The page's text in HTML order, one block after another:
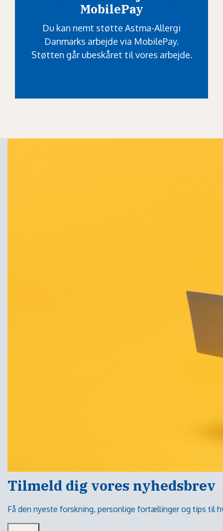
MobilePay
Du kan nemt støtte Astma-Allergi
Danmarks arbejde via MobilePay.
Støtten går ubeskåret til vores arbejde.
Tilmeld dig vores nyhedsbrev
Få den nyeste forskning, personlige fortællinger og tips til